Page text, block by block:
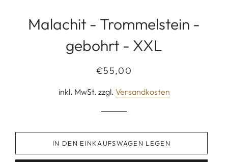
Malachit - Trommelstein -
gebohrt - XXL
Normaler
Sonderpreis
€55,00
inkl. MwSt. zzgl. Versandkosten
IN DEN EINKAUFSWAGEN LEGEN